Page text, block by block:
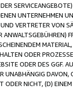
UNTERNEHMEN
VERTRETER VON
ODER
ODER DES GGF.
UNABHÄNGIG
NICHT, (D)